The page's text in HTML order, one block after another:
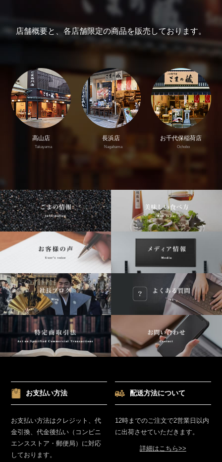
店舗概要と、各店舗限定の商品を販売しております。
高山店
Takayama
長浜店
Nagahama
お千代保稲荷店
Ochobo
お支払い方法
お支払い方法はクレジット、代
金引換、代金後払い（コンビニ
エンスストア・郵便局）に対応
しております。
配送方法について
12時までのご注文で2営業日以内
に出荷させていただきます。
詳細はこちら>>